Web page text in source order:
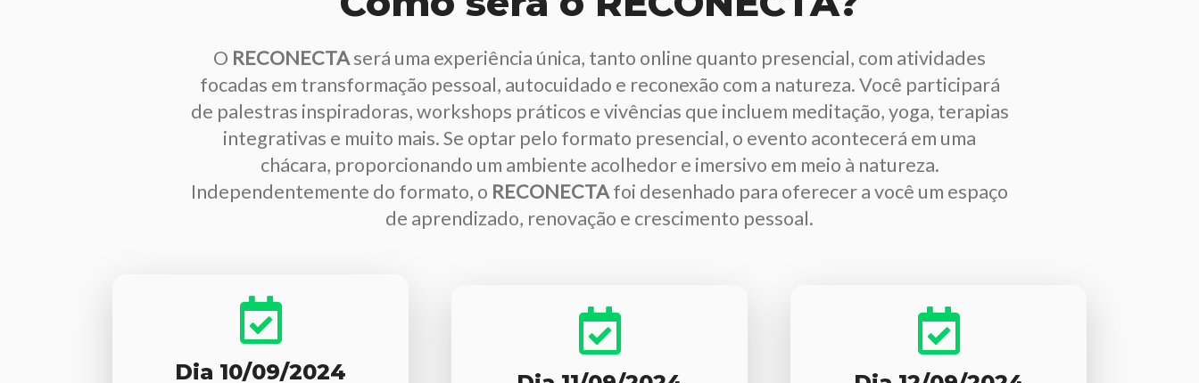
O RECONECTAserá uma experiência única, tanto online quanto presencial, com atividades
focadas em transformação pessoal, autocuidado e reconexão com a natureza. Você participará
de palestras inspiradoras, workshops práticos e vivências que incluem meditação, yoga, terapias
integrativas e muito mais. Se optar pelo formato presencial, o evento acontecerá em uma
chácara, proporcionando um ambiente acolhedor e imersivo em meio à natureza.
Independentemente do formato, o RECONECTAfoi desenhado para oferecer a você um espaço
de aprendizado, renovação e crescimento pessoal.
Dia 10/09/2024